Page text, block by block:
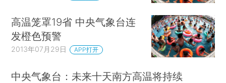
高温笼罩19省 中央气象台连
发橙色预警
2013年07月29日 APP打开
中央气象台：未来十天南方高温将持续